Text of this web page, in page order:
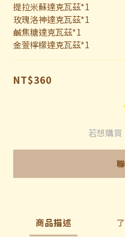
𝟐𝟎𝟐𝟔 【兔月拾光】中秋禮盒
提拉米蘇達克瓦茲*1
玫瑰洛神達克瓦茲*1
鹹焦糖達克瓦茲*1
金萱檸檬達克瓦茲*1
NT$360
若想購買
商品描述